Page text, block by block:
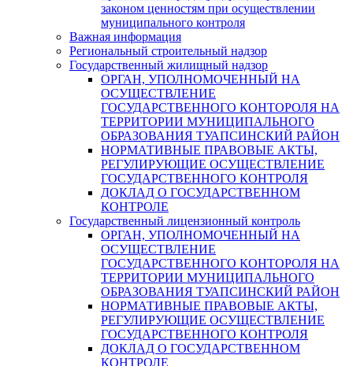
законом ценностям при осуществлении
муниципального контроля
Важная информация
Региональный строительный надзор
Государственный жилищный надзор
ОРГАН, УПОЛНОМОЧЕННЫЙ НА
ОСУЩЕСТВЛЕНИЕ
ГОСУДАРСТВЕННОГО КОНТОРОЛЯ НА
ТЕРРИТОРИИ МУНИЦИПАЛЬНОГО
ОБРАЗОВАНИЯ ТУАПСИНСКИЙ РАЙОН
НОРМАТИВНЫЕ ПРАВОВЫЕ АКТЫ,
РЕГУЛИРУЮЩИЕ ОСУЩЕСТВЛЕНИЕ
ГОСУДАРСТВЕННОГО КОНТРОЛЯ
ДОКЛАД О ГОСУДАРСТВЕННОМ
КОНТРОЛЕ
Государственный лицензионный контроль
ОРГАН, УПОЛНОМОЧЕННЫЙ НА
ОСУЩЕСТВЛЕНИЕ
ГОСУДАРСТВЕННОГО КОНТОРОЛЯ НА
ТЕРРИТОРИИ МУНИЦИПАЛЬНОГО
ОБРАЗОВАНИЯ ТУАПСИНСКИЙ РАЙОН
НОРМАТИВНЫЕ ПРАВОВЫЕ АКТЫ,
РЕГУЛИРУЮЩИЕ ОСУЩЕСТВЛЕНИЕ
ГОСУДАРСТВЕННОГО КОНТРОЛЯ
ДОКЛАД О ГОСУДАРСТВЕННОМ
КОНТРОЛЕ